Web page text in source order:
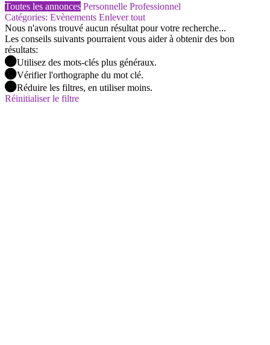
Toutes les annonces Personnelle Professionnel
Catégories: Evènements Enlever tout
Nous n'avons trouvé aucun résultat pour votre recherche...
Les conseils suivants pourraient vous aider à obtenir des bon
résultats:
Utilisez des mots-clés plus généraux.
Vérifier l'orthographe du mot clé.
Réduire les filtres, en utiliser moins.
Réinitialiser le filtre